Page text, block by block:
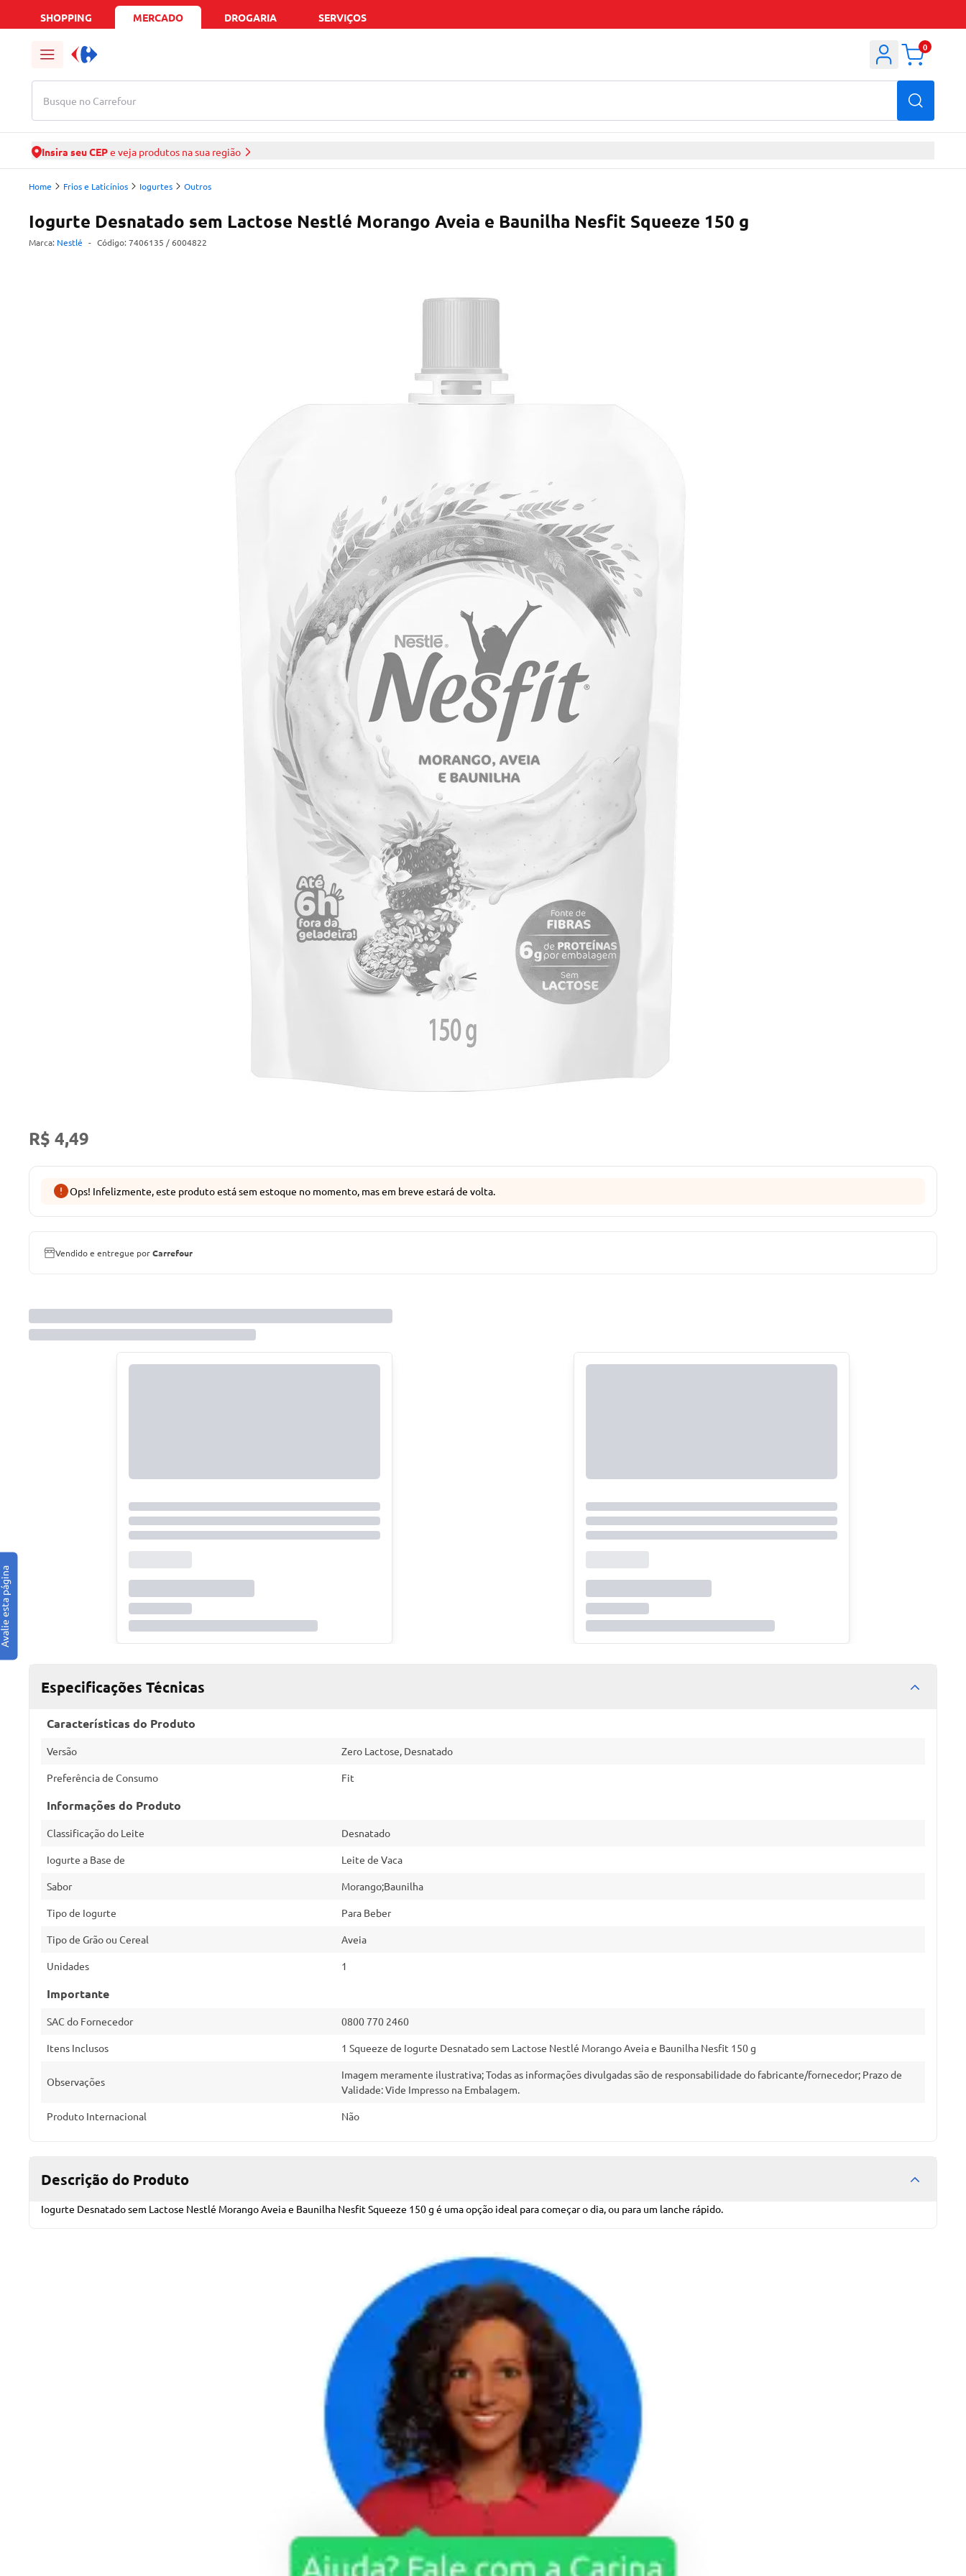
SHOPPING MERCADO DROGARIA SERVIÇOS
Busque no Carrefour
0
Insira seu CEPe veja produtos na sua região
Home Frios e Laticínios Iogurtes Outros
Iogurte Desnatado sem Lactose Nestlé Morango Aveia e Baunilha Nesfit Squeeze 150 g
Marca: Nestlé - Código: 7406135 / 6004822
R$ 4,49
Ops! Infelizmente, este produto está sem estoque no momento, mas em breve estará de volta.
Vendido e entregue porCarrefour
Especificações Técnicas
Características do Produto
Versão Zero Lactose, Desnatado
Preferência de Consumo Fit
Informações do Produto
Classificação do Leite Desnatado
Iogurte a Base de Leite de Vaca
Sabor Morango;Baunilha
Tipo de Iogurte Para Beber
Tipo de Grão ou Cereal Aveia
Unidades 1
Importante
SAC do Fornecedor 0800 770 2460
Itens Inclusos 1 Squeeze de Iogurte Desnatado sem Lactose Nestlé Morango Aveia e Baunilha Nesfit 150 g
Observações
Imagem meramente ilustrativa; Todas as informações divulgadas são de responsabilidade do fabricante/fornecedor; Prazo de
Validade: Vide Impresso na Embalagem.
Produto Internacional Não
Descrição do Produto
Iogurte Desnatado sem Lactose Nestlé Morango Aveia e Baunilha Nesfit Squeeze 150 g é uma opção ideal para começar o dia, ou para um lanche rápido.